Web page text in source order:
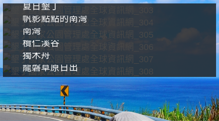
夏日墾丁
帆影點點的南灣
南灣
欖仁溪谷
獨木舟
龍磐草原日出